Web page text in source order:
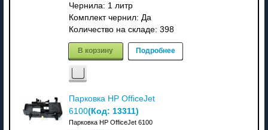
Чернила: 1 литр
Комплект чернил: Да
Количество на складе: 398
В корзину Подробнее
Парковка HP OfficeJet
6100(Код: 13311)
Парковка HP OfficeJet 6100